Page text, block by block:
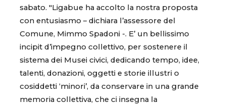
sabato. "Ligabue ha accolto la nostra proposta
con entusiasmo – dichiara l’assessore del
Comune, Mimmo Spadoni -. E’ un bellissimo
incipit d’impegno collettivo, per sostenere il
sistema dei Musei civici, dedicando tempo, idee,
talenti, donazioni, oggetti e storie illustri o
cosiddetti ‘minori’, da conservare in una grande
memoria collettiva, che ci insegna la